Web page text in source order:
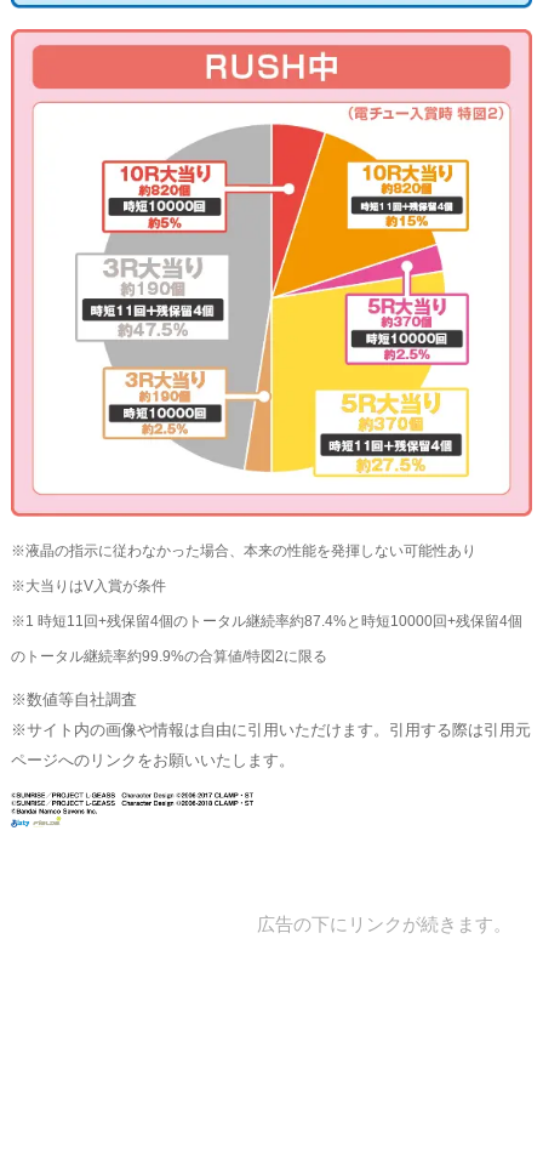
※液晶の指示に従わなかった場合、本来の性能を発揮しない可能性あり
※大当りはV入賞が条件
※1 時短11回+残保留4個のトータル継続率約87.4%と時短10000回+残保留4個
のトータル継続率約99.9%の合算値/特図2に限る
※数値等自社調査
※サイト内の画像や情報は自由に引用いただけます。引用する際は引用元
ページへのリンクをお願いいたします。
広告の下にリンクが続きます。